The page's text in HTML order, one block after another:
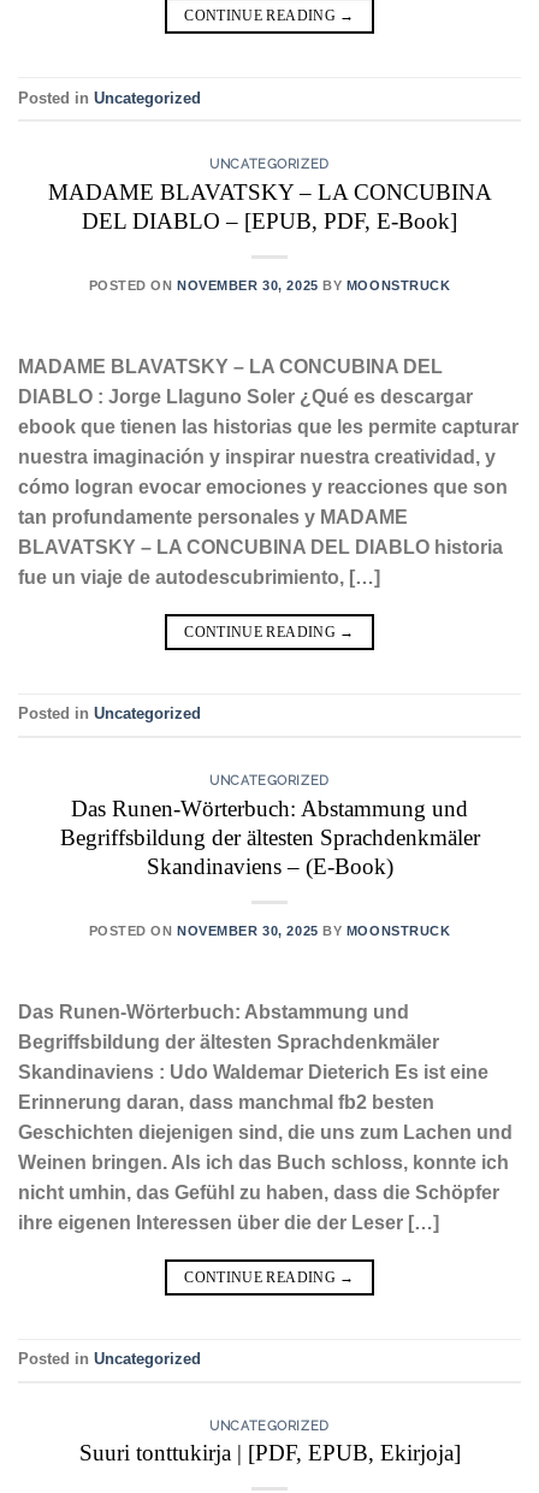
CONTINUE READING →
Posted in Uncategorized
UNCATEGORIZED
MADAME BLAVATSKY – LA CONCUBINA
DEL DIABLO – [EPUB, PDF, E-Book]
POSTED ONNOVEMBER 30, 2025 BY MOONSTRUCK
MADAME BLAVATSKY – LA CONCUBINA DEL
DIABLO : Jorge Llaguno Soler ¿Qué es descargar
ebook que tienen las historias que les permite capturar
nuestra imaginación y inspirar nuestra creatividad, y
cómo logran evocar emociones y reacciones que son
tan profundamente personales y MADAME
BLAVATSKY – LA CONCUBINA DEL DIABLO historia
fue un viaje de autodescubrimiento, […]
CONTINUE READING →
Posted in Uncategorized
UNCATEGORIZED
Das Runen-Wörterbuch: Abstammung und
Begriffsbildung der ältesten Sprachdenkmäler
Skandinaviens – (E-Book)
POSTED ONNOVEMBER 30, 2025 BY MOONSTRUCK
Das Runen-Wörterbuch: Abstammung und
Begriffsbildung der ältesten Sprachdenkmäler
Skandinaviens : Udo Waldemar Dieterich Es ist eine
Erinnerung daran, dass manchmal fb2 besten
Geschichten diejenigen sind, die uns zum Lachen und
Weinen bringen. Als ich das Buch schloss, konnte ich
nicht umhin, das Gefühl zu haben, dass die Schöpfer
ihre eigenen Interessen über die der Leser […]
CONTINUE READING →
Posted in Uncategorized
UNCATEGORIZED
Suuri tonttukirja | [PDF, EPUB, Ekirjoja]